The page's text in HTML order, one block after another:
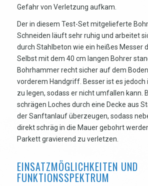
Gefahr von Verletzung aufkam.
Der in diesem Test-Set mitgelieferte
Schneiden läuft sehr ruhig und arbeitet
durch Stahlbeton wie ein heißes Messer
Selbst mit dem 40 cm langen Bohrer
Bohrhammer recht sicher auf dem
vorderem Handgriff. Besser ist es jedoch
zu legen, sodass er nicht umfallen kann.
schrägen Loches durch eine Decke aus
der Sanftanlauf überzeugen, sodass
direkt schräg in die Mauer gebohrt
Parkett gravierend zu verletzen.
EINSATZMÖGLICHKEITEN UND
FUNKTIONSSPEKTRUM